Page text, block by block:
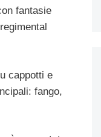
fantasie
cappotti e
fango,